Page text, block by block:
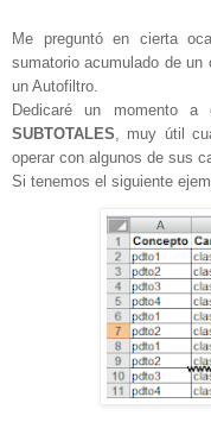
Me preguntó en cierta
sumatorio acumulado de
un Autofiltro.
Dedicaré un momento a
SUBTOTALES , muy útil
operar con algunos de sus
Si tenemos el siguiente